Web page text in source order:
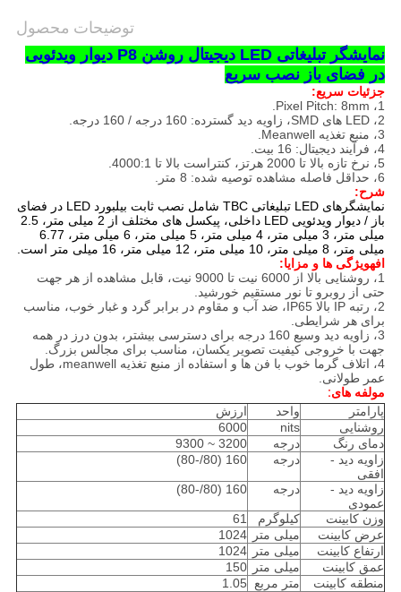
توضیحات محصول
نمایشگر تبلیغاتی LED دیجیتال روشن P8 دیوار ویدئویی
در فضای باز نصب سریع
جزئیات سریع:
1، Pixel Pitch: 8mm.
2، LED های SMD، زاویه دید گسترده: 160 درجه / 160 درجه.
3، منبع تغذیه Meanwell.
4، فرآیند دیجیتال: 16 بیت.
5، نرخ تازه بالا تا 2000 هرتز، کنتراست بالا تا 4000:1.
6، حداقل فاصله مشاهده توصیه شده: 8 متر.
شرح:
نمایشگرهای LED تبلیغاتی TBC شامل نصب ثابت بیلبورد LED در فضای
باز / دیوار ویدئویی LED داخلی، پیکسل های مختلف از 2 میلی متر، 2.5
میلی متر، 3 میلی متر، 4 میلی متر، 5 میلی متر، 6 میلی متر، 6.77
میلی متر، 8 میلی متر، 10 میلی متر، 12 میلی متر، 16 میلی متر است.
افهویژگی ها و مزایا:
1، روشنایی بالا از 6000 نیت تا 9000 نیت، قابل مشاهده از هر جهت
حتی از روبرو تا نور مستقیم خورشید.
2، رتبه IP بالا IP65، ضد آب و مقاوم در برابر گرد و غبار خوب، مناسب
برای هر شرایطی.
3، زاویه دید وسیع 160 درجه برای دسترسی بیشتر، بدون درز در همه
جهت با خروجی کیفیت تصویر یکسان، مناسب برای مجالس بزرگ.
4، اتلاف گرما خوب با فن ها و استفاده از منبع تغذیه meanwell، طول
عمر طولانی.
مولفه های:
پارامتر
واحد
ارزش
روشنایی
nits
6000
دمای رنگ
درجه
3200 ~ 9300
زاویه دید -
افقی
درجه 160 (80/-80)
زاویه دید -
عمودی
درجه 160 (80/-80)
وزن کابینت کیلوگرم
61
عرض کابینت
میلی متر
1024
ارتفاع کابینت
میلی متر
1024
عمق کابینت
میلی متر
150
منطقه کابینت
متر مربع 1.05